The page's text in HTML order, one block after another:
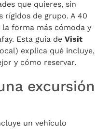
que quieres, sin
rígidos de grupo. A 40
forma más cómoda y
Esta guía de Visit
explica qué incluye,
y cómo reservar.
excursión
un vehículo